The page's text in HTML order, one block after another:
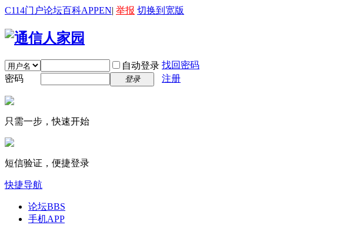
C114门户论坛百科APPEN| 举报 切换到宽版
自动登录 找回密码
密码
登录 注册
只需一步，快速开始
短信验证，便捷登录
快捷导航
论坛BBS
手机APP